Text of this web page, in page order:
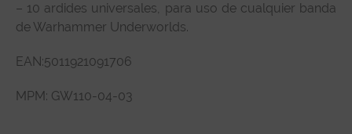
– 10 ardides universales, para uso de cualquier banda
de Warhammer Underworlds.
EAN:5011921091706
MPM: GW110-04-03